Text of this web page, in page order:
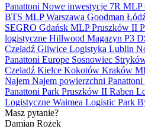
Panattoni Nowe inwestycje 7R MLP
BTS MLPWarszawa Goodman
SEGRO Gdańsk MLP Pruszków II
logistyczne Hillwood Magazyn P3
Czeladź Gliwice Logistyka Lublin
Panattoni Europe Sosnowiec
Czeladź Kielce Kokotów Kraków
Najem Najem powierzchni
Panattoni Park Pruszków II Raben
Logistyczne Waimea Logistic Park
Masz pytanie?
Damian Rożek